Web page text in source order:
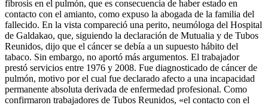
fibrosis en el pulmón, que es consecuencia de haber estado en
contacto con el amianto, como expuso la abogada de la familia del
fallecido. En la vista compareció una perito, neumóloga del Hospital
de Galdakao, que, siguiendo la declaración de Mutualia y de Tubos
Reunidos, dijo que el cáncer se debía a un supuesto hábito del
tabaco. Sin embargo, no aportó más argumentos. El trabajador
prestó servicios entre 1976 y 2008. Fue diagnosticado de cáncer de
pulmón, motivo por el cual fue declarado afecto a una incapacidad
permanente absoluta derivada de enfermedad profesional. Como
confirmaron trabajadores de Tubos Reunidos, «el contacto con el